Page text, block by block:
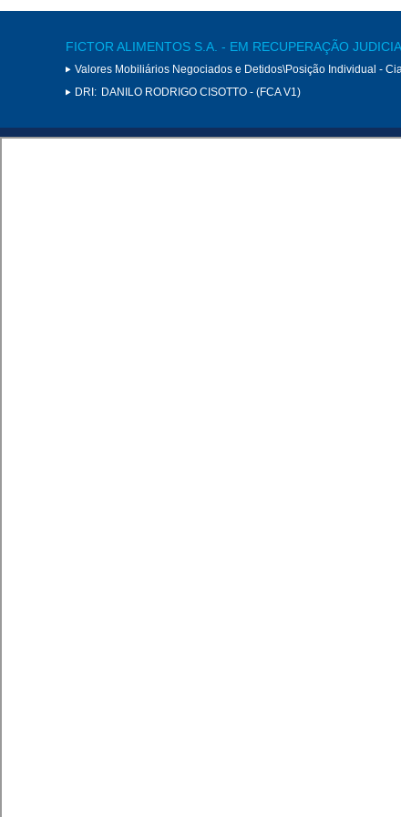
FICTOR ALIMENTOS S.A. - EM RECUPERAÇÃO
Valores Mobiliários Negociados e Detidos\Posição Individual -
DRI: DANILO RODRIGO CISOTTO - (FCA V1)